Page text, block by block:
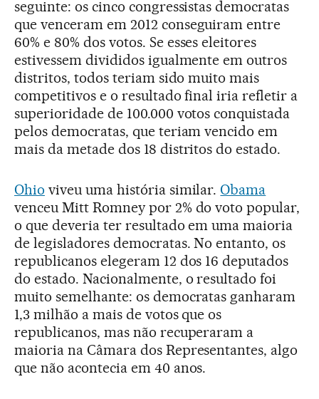
seguinte: os cinco congressistas democratas
que venceram em 2012 conseguiram entre
60% e 80% dos votos. Se esses eleitores
estivessem divididos igualmente em outros
distritos, todos teriam sido muito mais
competitivos e o resultado final iria refletir a
superioridade de 100.000 votos conquistada
pelos democratas, que teriam vencido em
mais da metade dos 18 distritos do estado.
Ohio viveu uma história similar. Obama
venceu Mitt Romney por 2% do voto popular,
o que deveria ter resultado em uma maioria
de legisladores democratas. No entanto, os
republicanos elegeram 12 dos 16 deputados
do estado. Nacionalmente, o resultado foi
muito semelhante: os democratas ganharam
1,3 milhão a mais de votos que os
republicanos, mas não recuperaram a
maioria na Câmara dos Representantes, algo
que não acontecia em 40 anos.